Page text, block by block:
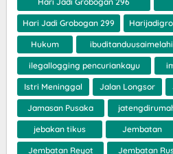
Hari Jadi Grobogan 299
Hukum
ilegallogging pencuriankayu
Istri Meninggal Jalan Longsor
Jamasan Pusaka
jebakan tikus Jembatan
Jembatan Reyot Jembatan